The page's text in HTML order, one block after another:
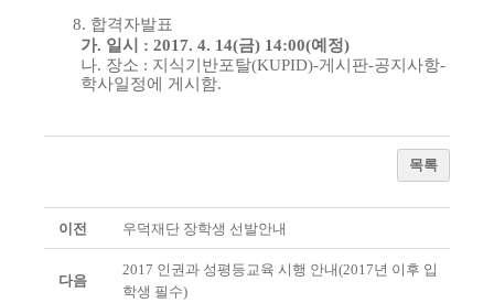
8. 합격자발표
가. 일시 : 2017. 4. 14(금) 14:00(예정)
나. 장소 : 지식기반포탈(KUPID)-게시판-공지사항-
학사일정에 게시함.
목록
이전 우덕재단 장학생 선발안내
다음
2017 인권과 성평등교육 시행 안내(2017년 이후 입
학생 필수)